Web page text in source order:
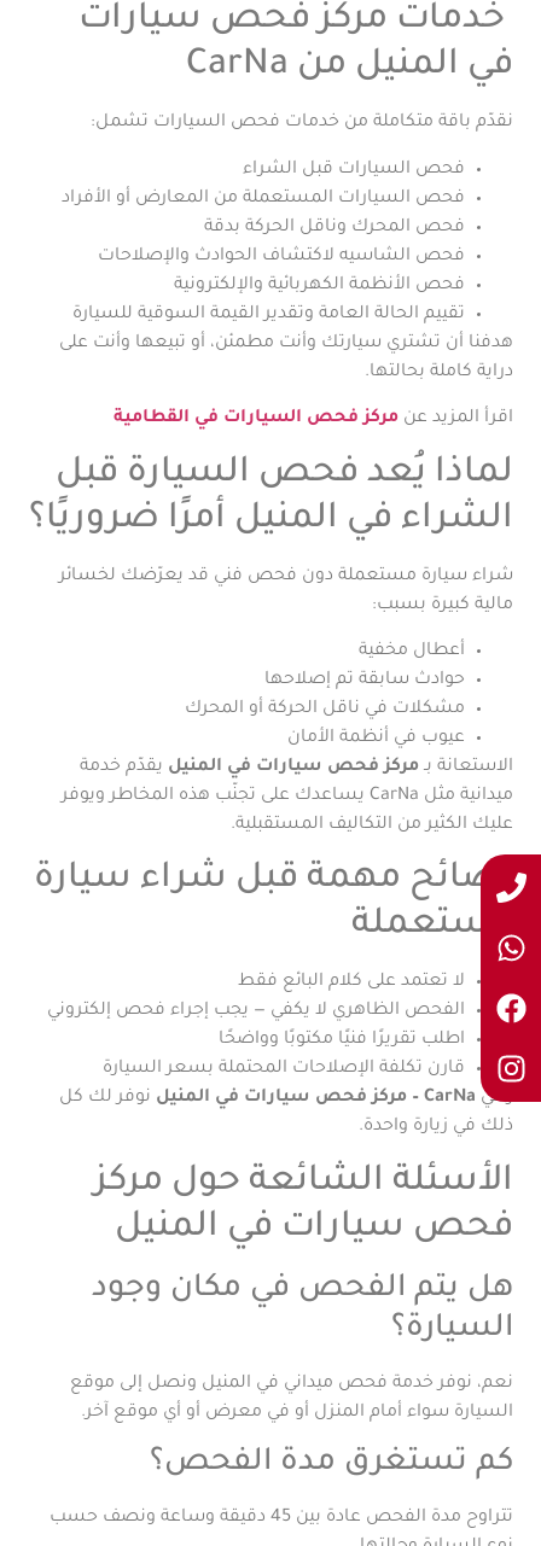
خدمات مركز فحص سيارات
في المنيل من CarNa
نقدّم باقة متكاملة من خدمات فحص السيارات تشمل:
فحص السيارات قبل الشراء
فحص السيارات المستعملة من المعارض أو الأفراد
فحص المحرك وناقل الحركة بدقة
فحص الشاسيه لاكتشاف الحوادث والإصلاحات
فحص الأنظمة الكهربائية والإلكترونية
تقييم الحالة العامة وتقدير القيمة السوقية للسيارة
هدفنا أن تشتري سيارتك وأنت مطمئن، أو تبيعها وأنت على
دراية كاملة بحالتها.
اقرأ المزيد عنمركز فحص السيارات في القطامية
لماذا يُعد فحص السيارة قبل
الشراء في المنيل أمرًا ضروريًا؟
شراء سيارة مستعملة دون فحص فني قد يعرّضك لخسائر
مالية كبيرة بسبب:
أعطال مخفية
حوادث سابقة تم إصلاحها
مشكلات في ناقل الحركة أو المحرك
عيوب في أنظمة الأمان
الاستعانة بـ مركز فحص سيارات في المنيل يقدّم خدمة
ميدانية مثل CarNa يساعدك على تجنّب هذه المخاطر ويوفر
عليك الكثير من التكاليف المستقبلية.
نصائح مهمة قبل شراء سيارة
مستعملة
لا تعتمد على كلام البائع فقط
الفحص الظاهري لا يكفي — يجب إجراء فحص إلكتروني
اطلب تقريرًا فنيًا مكتوبًا وواضحًا
قارن تكلفة الإصلاحات المحتملة بسعر السيارة
وفي CarNa – مركز فحص سيارات في المنيل
نوفر لك كل
ذلك في زيارة واحدة.
الأسئلة الشائعة حول مركز
فحص سيارات في المنيل
هل يتم الفحص في مكان وجود
السيارة؟
نعم، نوفر خدمة فحص ميداني في المنيل ونصل إلى موقع
السيارة سواء أمام المنزل أو في معرض أو أي موقع آخر.
كم تستغرق مدة الفحص؟
تتراوح مدة الفحص عادة بين 45 دقيقة وساعة ونصف حسب